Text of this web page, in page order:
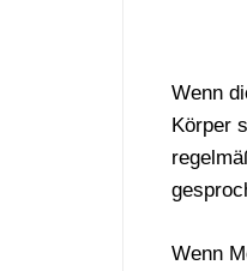
Wenn
Körper
Wenn